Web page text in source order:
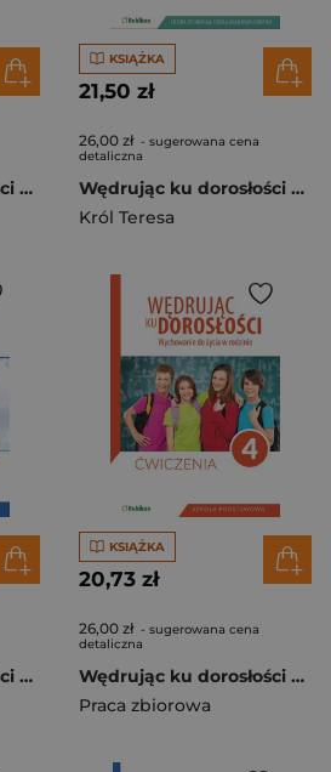
Wędrując ku dorosłości podręcznik dla uczniów klasy 3 liceum ogólnokształcącego, technikum, szkoły branżowej I stopnia Wychowanie do życia w rodzinie
KSIĄŻKA
21,50 zł
26,00 zł - sugerowana cena
detaliczna
Wędrując ku dorosłości ćwiczenia dla uczniów klasy 2 liceum ogólnokształcącego technikum szkoły branżowej I stopnia Wychowanie do życia w rodzinie
Król Teresa
Wędrując ku dorosłości Wychowanie do życia w rodzinie Ćwiczenia dla klasy 7 szkoły podstawowej Szkoła podstawowa
KSIĄŻKA
20,73 zł
26,00 zł - sugerowana cena
detaliczna
Wędrując ku dorosłości 4 Ćwiczenia Szkoła podstawowa
Praca zbiorowa